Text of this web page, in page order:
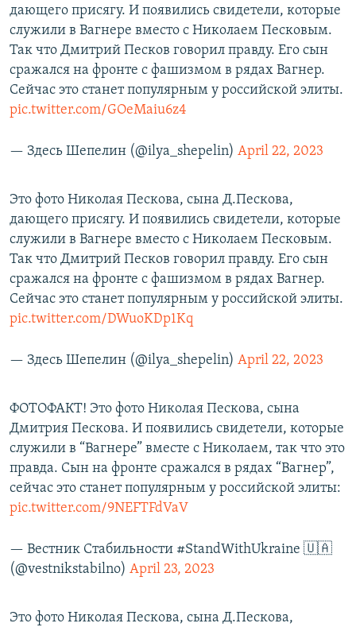
дающего присягу. И появились свидетели, которые
служили в Вагнере вместо с Николаем Песковым.
Так что Дмитрий Песков говорил правду. Его сын
сражался на фронте с фашизмом в рядах Вагнер.
Сейчас это станет популярным у российской элиты.
pic.twitter.com/GOeMaiu6z4
— Здесь Шепелин (@ilya_shepelin) April 22, 2023
Это фото Николая Пескова, сына Д.Пескова,
дающего присягу. И появились свидетели, которые
служили в Вагнере вместо с Николаем Песковым.
Так что Дмитрий Песков говорил правду. Его сын
сражался на фронте с фашизмом в рядах Вагнер.
Сейчас это станет популярным у российской элиты.
pic.twitter.com/DWuoKDp1Kq
— Здесь Шепелин (@ilya_shepelin) April 22, 2023
ФОТОФАКТ! Это фото Николая Пескова, сына
Дмитрия Пескова. И появились свидетели, которые
служили в “Вагнере” вместе с Николаем, так что это
правда. Сын на фронте сражался в рядах “Вагнер”,
сейчас это станет популярным у российской элиты:
pic.twitter.com/9NEFTFdVaV
— Вестник Стабильности #StandWithUkraine 🇺🇦
(@vestnikstabilno) April 23, 2023
Это фото Николая Пескова, сына Д.Пескова,